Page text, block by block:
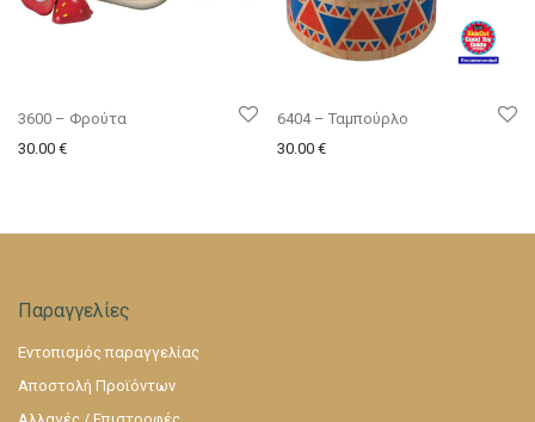
3600 – Φρούτα
30.00 €
6404 – Ταμπούρλο
30.00 €
Παραγγελίες
Εντοπισμός παραγγελίας
Αποστολή Προϊόντων